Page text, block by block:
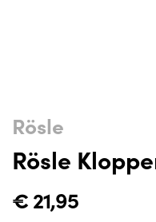
Rösle
Rösle
€21,95